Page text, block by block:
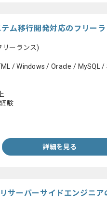
テム移行開発対応のフリー
リーランス)
/ Windows / Oracle / MySQL /
験
詳細を見る
リサーバーサイドエンジニ